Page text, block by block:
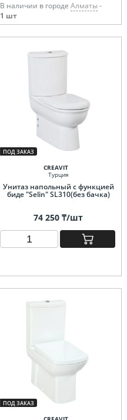
В наличии в городе Алматы -
1 шт
ПОД ЗАКАЗ
CREAVIT
Турция
Унитаз напольный с функцией
биде "Selin" SL310(без бачка)
74 250 ₸/шт
ПОД ЗАКАЗ